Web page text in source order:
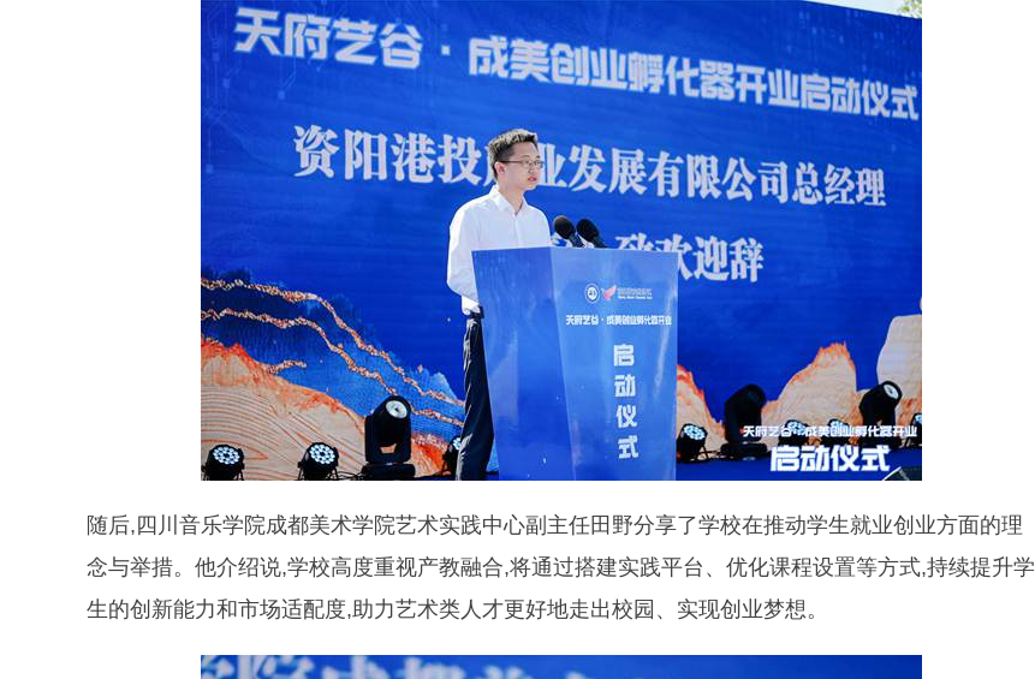
随后,四川音乐学院成都美术学院艺术实践中心副主任田野分享了学校在推动学生就业创业方面的理
念与举措。他介绍说,学校高度重视产教融合,将通过搭建实践平台、优化课程设置等方式,持续提升学
生的创新能力和市场适配度,助力艺术类人才更好地走出校园、实现创业梦想。